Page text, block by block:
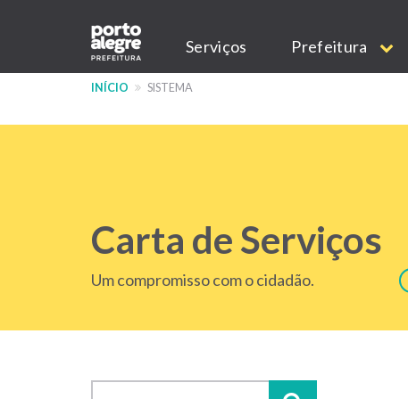
conteúdo
Main
navigation
Serviços Prefeitura
INÍCIO SISTEMA
Carta de Serviços
Um compromisso com o cidadão.